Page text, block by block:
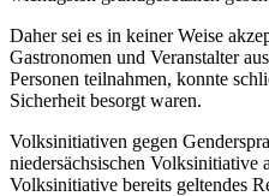
Daher sei es in keiner Weise
Gastronomen und Veranstalter
Personen teilnahmen, konnte
Sicherheit besorgt waren.
Volksinitiativen gegen
niedersächsischen Volksinitiative
Volksinitiative bereits geltendes